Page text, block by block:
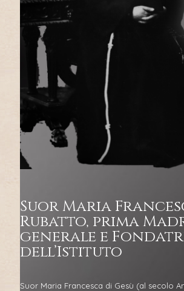
Suor Maria
Rubatto, prima
generale e
dell’Istituto
Suor Maria Francesca di Gesù (al secolo